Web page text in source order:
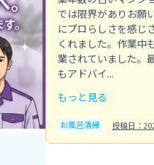
では限界がありお願
にプロらしさを感じ
くれました。作業中
業されていました。
もアドバイ...
もっと見る
お風呂清掃 投稿日：